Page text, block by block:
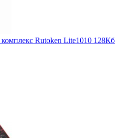
Rutoken Lite1010 128Кб